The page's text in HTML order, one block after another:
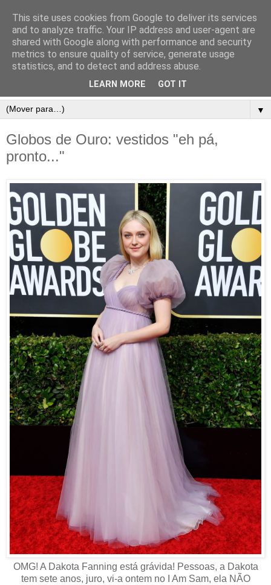
▼
Globos de Ouro: vestidos "eh pá,
pronto..."
OMG! A Dakota Fanning está grávida! Pessoas, a Dakota
tem sete anos, juro, vi-a ontem no I Am Sam, ela NÃO
This site uses cookies from Google to deliver its services
and to analyze traffic. Your IP address and user-agent are
shared with Google along with performance and security
metrics to ensure quality of service, generate usage
statistics, and to detect and address abuse.
LEARN MORE GOT IT